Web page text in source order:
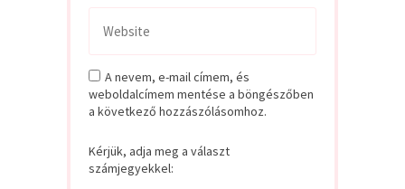
A nevem, e-mail címem, és
weboldalcímem mentése a böngészőben
a következő hozzászólásomhoz.
Kérjük, adja meg a választ
számjegyekkel: